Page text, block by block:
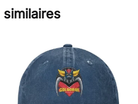
similaires